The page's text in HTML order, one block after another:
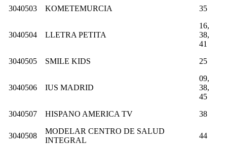
3040503
KOMETEMURCIA 35
3040504 LLETRA PETITA
16,
38,
41
3040505
SMILE KIDS 25
3040506 IUS MADRID
09,
38,
45
3040507
HISPANO AMERICA TV 38
3040508
MODELAR CENTRO DE SALUD
INTEGRAL
44